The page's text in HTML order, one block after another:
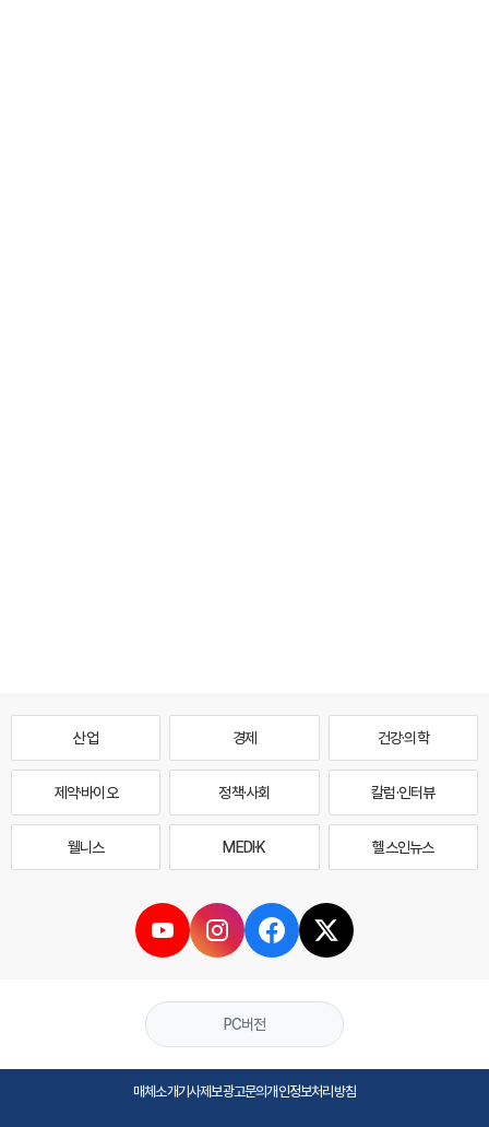
산업 경제 건강·의학
제약·바이오 정책·사회 칼럼·인터뷰
웰니스 MEDI·K 헬스인뉴스
PC버전
매체소개기사제보광고문의개인정보처리방침